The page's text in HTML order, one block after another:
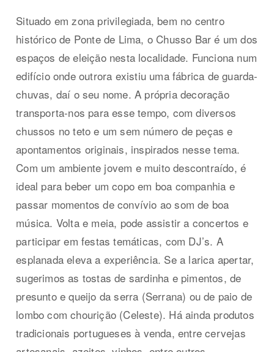
Situado em zona privilegiada, bem no centro
histórico de Ponte de Lima, o Chusso Bar é um dos
espaços de eleição nesta localidade. Funciona num
edifício onde outrora existiu uma fábrica de guarda-
chuvas, daí o seu nome. A própria decoração
transporta-nos para esse tempo, com diversos
chussos no teto e um sem número de peças e
apontamentos originais, inspirados nesse tema.
Com um ambiente jovem e muito descontraído, é
ideal para beber um copo em boa companhia e
passar momentos de convívio ao som de boa
música. Volta e meia, pode assistir a concertos e
participar em festas temáticas, com DJ’s. A
esplanada eleva a experiência. Se a larica apertar,
sugerimos as tostas de sardinha e pimentos, de
presunto e queijo da serra (Serrana) ou de paio de
lombo com chourição (Celeste). Há ainda produtos
tradicionais portugueses à venda, entre cervejas